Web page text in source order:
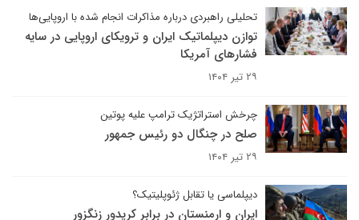
تحلیلی راهبردی درباره مذاکرات انجام شده با اروپایی‌ها
توازن دیپلماتیک ایران و ترویکای اروپایی در سایه
فشارهای آمریکا
۲۹ تیر ۱۴۰۴
چرخش استراتژیک ترامپ علیه پوتین
صلح در چنگال دو رئیس جمهور
۲۹ تیر ۱۴۰۴
دیپلماسی یا تقابل ژئوپلیتیک؟
ایران و ارمنستان در برابر کریدور زنگزور